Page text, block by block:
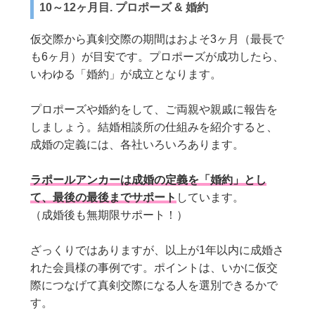
10～12ヶ月目. プロポーズ & 婚約
仮交際から真剣交際の期間はおよそ3ヶ月（最長で
も6ヶ月）が目安です。プロポーズが成功したら、
いわゆる「婚約」が成立となります。
プロポーズや婚約をして、ご両親や親戚に報告を
しましょう。結婚相談所の仕組みを紹介すると、
成婚の定義には、各社いろいろあります。
ラポールアンカーは成婚の定義を「婚約」とし
て、最後の最後までサポート しています。
（成婚後も無期限サポート！）
ざっくりではありますが、以上が1年以内に成婚さ
れた会員様の事例です。ポイントは、いかに仮交
際につなげて真剣交際になる人を選別できるかで
す。